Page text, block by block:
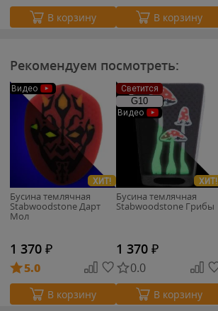
В корзину В корзину
Рекомендуем посмотреть:
Видео
ХИТ!
Бусина темлячная
Stabwoodstone Дарт
Мол
1 370 ₽
5.0
В корзину
Светится
G10
Видео
ХИТ!
Бусина темлячная
Stabwoodstone Грибы
1 370 ₽
0.0
В корзину